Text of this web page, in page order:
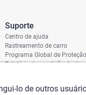
Suporte
Centro de ajuda
Rastreamento de carro
Programa Global de
Relatório de condição de
lo de outros